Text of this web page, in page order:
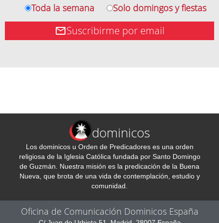
Toda la semana
Solo domingos y fiestas
Suscribirme por email
dominicos
Los dominicos u Orden de Predicadores es una orden
religiosa de la Iglesia Católica fundada por Santo Domingo
de Guzmán. Nuestra misión es la predicación de la Buena
Nueva, que brota de una vida de contemplación, estudio y
comunidad.
Oficina de Comunicación Dominicos España